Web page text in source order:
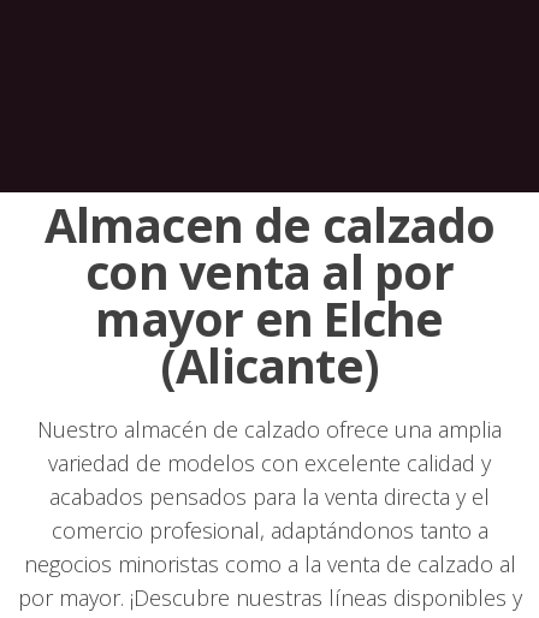
Almacen de calzado
con venta al por
mayor en Elche
(Alicante)
Nuestro almacén de calzado ofrece una amplia
variedad de modelos con excelente calidad y
acabados pensados para la venta directa y el
comercio profesional, adaptándonos tanto a
negocios minoristas como a la venta de calzado al
por mayor. ¡Descubre nuestras líneas disponibles y